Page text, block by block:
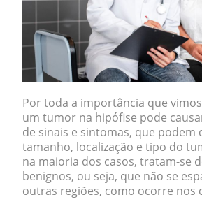
Por toda a importância que
um tumor na hipófise pode
de sinais e sintomas, que podem
tamanho, localização e tipo do
na maioria dos casos, tratam-se
benignos, ou seja, que não se
outras regiões, como ocorre nos